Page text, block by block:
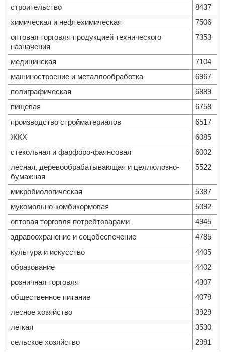
строительство
8437
химическая и нефтехимическая
7506
оптовая торговля продукцией технического
назначения
7353
медицинская
7104
машиностроение и металлообработка
6967
полиграфическая
6889
пищевая
6758
производство стройматериалов
6517
ЖКХ
6085
стекольная и фарфоро-фаянсовая
6002
лесная, деревообрабатывающая и целлюлозно-
бумажная
5522
микробиологическая
5387
мукомольно-комбикормовая
5092
оптовая торговля потребтоварами
4945
здравоохранение и соцобеспечение
4785
культура и искусство
4405
образование
4402
розничная торговля
4307
общественное питание
4079
лесное хозяйство
3929
легкая
3530
сельское хозяйство
2991